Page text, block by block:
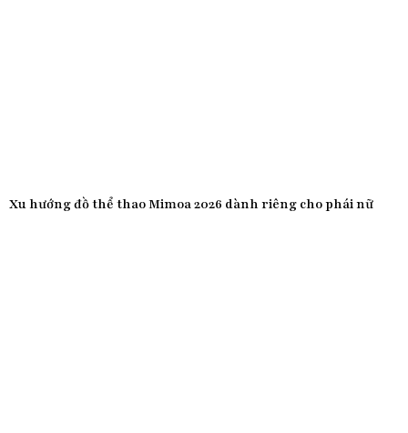
Xu hướng đồ thể thao Mimoa 2026 dành riêng cho phái nữ